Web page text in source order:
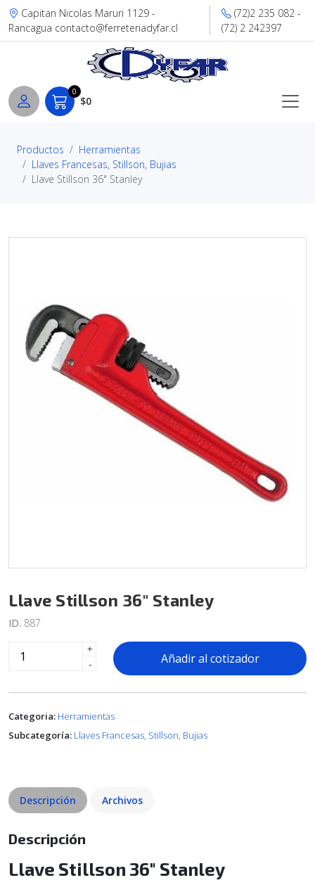
Capitan Nicolas Maruri 1129 -
Rancagua contacto@ferreteriadyfar.cl
(72)2 235 082 -
(72) 2 242397
0
$0
Productos
Herramientas
Llaves Francesas, Stillson, Bujias
Llave Stillson 36" Stanley
Llave Stillson 36" Stanley
ID. 887
+
-
Añadir al cotizador
Categoria: Herramientas
Subcategoría: Llaves Francesas, Stillson, Bujias
Descripción Archivos
Descripción
Llave Stillson 36" Stanley